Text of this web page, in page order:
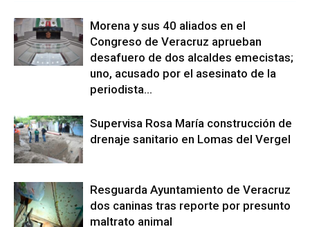
Morena y sus 40 aliados en el
Congreso de Veracruz aprueban
desafuero de dos alcaldes emecistas;
uno, acusado por el asesinato de la
periodista...
Supervisa Rosa María construcción de
drenaje sanitario en Lomas del Vergel
Resguarda Ayuntamiento de Veracruz
dos caninas tras reporte por presunto
maltrato animal